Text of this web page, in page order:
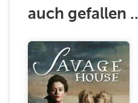
auch gefallen ..